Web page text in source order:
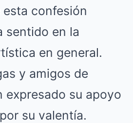
confesión
sentido en la
en general.
y amigos de
expresado su apoyo
su valentía.